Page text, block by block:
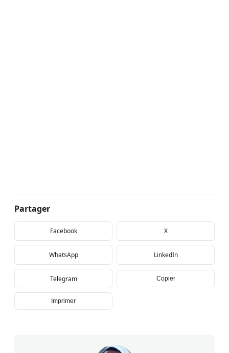
Partager
Facebook X
WhatsApp LinkedIn
Telegram Copier
Imprimer